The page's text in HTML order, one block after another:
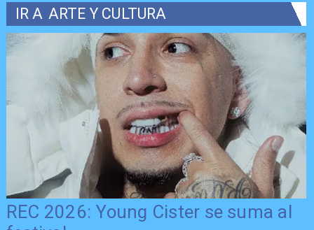
IR A ARTE Y CULTURA
REC 2026: Young Cister se suma al